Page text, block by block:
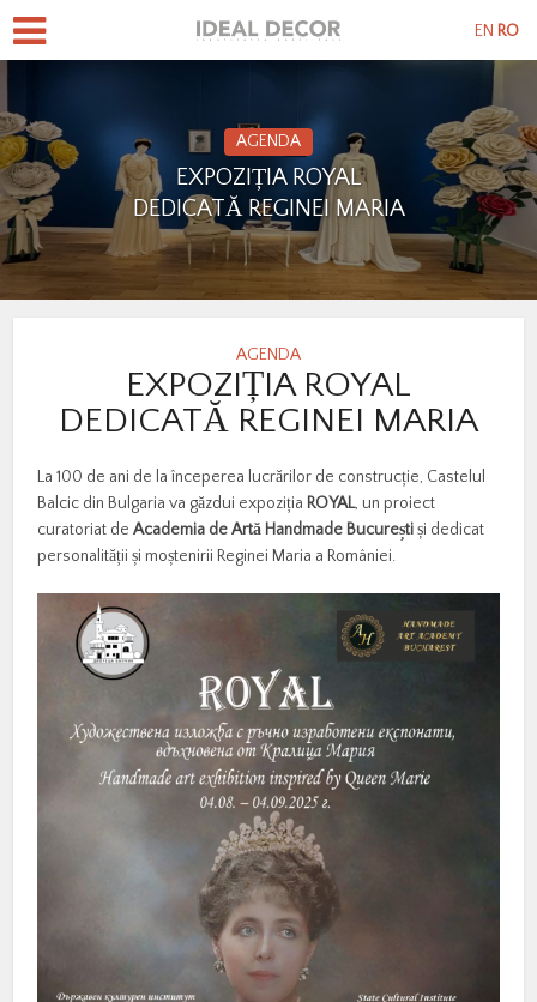
AGENDA
EXPOZIȚIA ROYAL
DEDICATĂ REGINEI MARIA
AGENDA
EXPOZIȚIA ROYAL
DEDICATĂ REGINEI MARIA
La 100 de ani de la începerea lucrărilor de construcție, Castelul
Balcic din Bulgaria va găzdui expoziția ROYAL, un proiect
curatoriat deAcademia de Artă Handmade Bucureștiși dedicat
personalității și moștenirii Reginei Maria a României.
EN RO